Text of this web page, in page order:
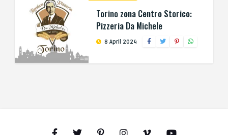
Torino zona Centro Storico:
Pizzeria Da Michele
8 April 2024